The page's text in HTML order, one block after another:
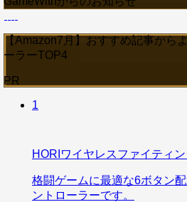
【Amazon7月】おすすめ記事から
ーラーTOP4
PR
1
HORIワイヤレスファイティ
格闘ゲームに最適な6ボタン
ントローラーです。